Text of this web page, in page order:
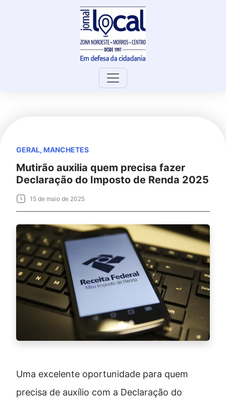
GERAL, MANCHETES
Mutirão auxilia quem precisa fazer
Declaração do Imposto de Renda 2025
15 de maio de 2025
Uma excelente oportunidade para quem
precisa de auxílio com a Declaração do